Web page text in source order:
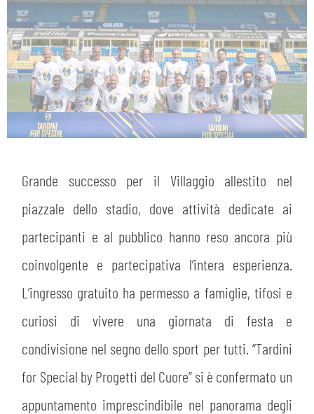
Grande successo per il Villaggio allestito nel
piazzale dello stadio, dove attività dedicate ai
partecipanti e al pubblico hanno reso ancora più
coinvolgente e partecipativa l’intera esperienza.
L’ingresso gratuito ha permesso a famiglie, tifosi e
curiosi di vivere una giornata di festa e
condivisione nel segno dello sport per tutti. “Tardini
for Special by Progetti del Cuore” si è confermato un
appuntamento imprescindibile nel panorama degli